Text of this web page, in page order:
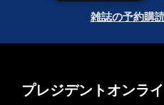
雑誌の予約購
プレジデントオンラ